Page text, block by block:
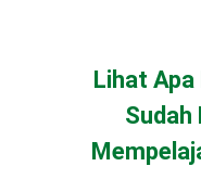
Lihat
Sudah